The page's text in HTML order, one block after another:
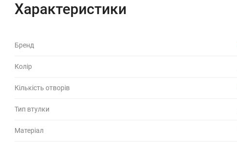
Характеристики
Бренд
Колір
Кількість отворів
Тип втулки
Матеріал